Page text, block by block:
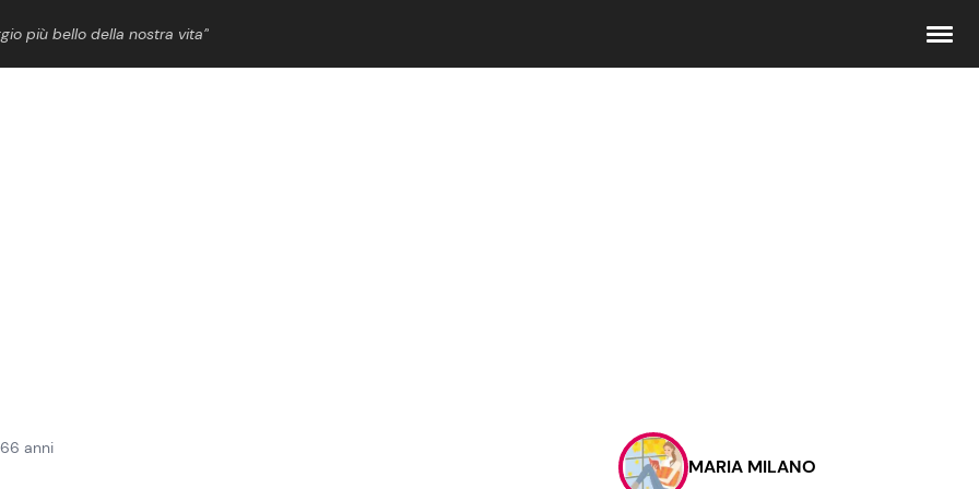
più bello della nostra vita”
Contattaci
Pubblicità
anni
MARIA MILANO